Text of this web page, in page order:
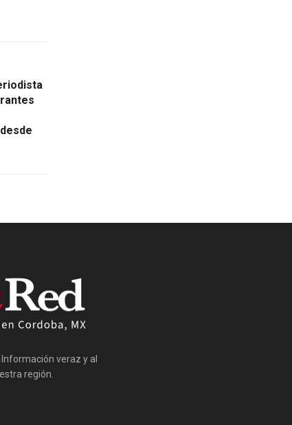
veraz y al
región.